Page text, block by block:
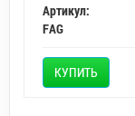
Артикул:
FAG
КУПИТЬ